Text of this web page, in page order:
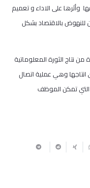
وأثرها على الاداء و تعميم
بالاقتصاد بشكل
نتاج الثورة المعلوماتية
وهي عملية اتصال
التي تمكن الموظف